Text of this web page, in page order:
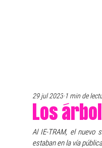
Los
29 jul 20231 min de
Al IE-TRAM, el nuevo
estaban en la vía